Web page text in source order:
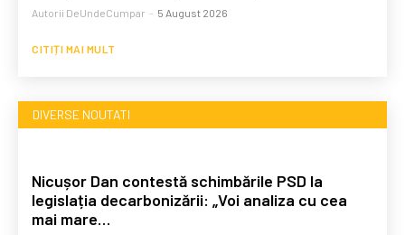
Autorii DeUndeCumpar - 5 August 2026
CITIȚI MAI MULT
DIVERSE NOUTATI
Nicușor Dan contestă schimbările PSD la
legislația decarbonizării: „Voi analiza cu cea
mai mare…